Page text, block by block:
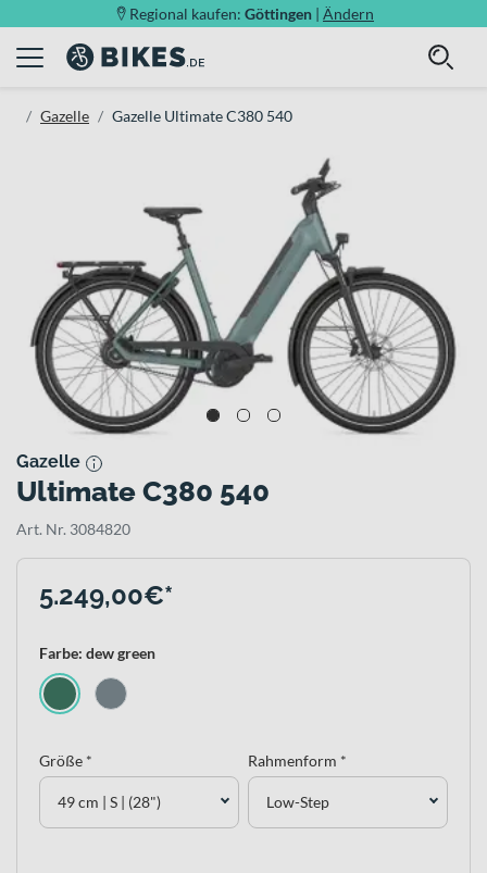
Regional kaufen: Göttingen | Ändern
Gazelle Gazelle Ultimate C380 540
Gazelle
Ultimate C380 540
Art. Nr. 3084820
5.249,00€*
Farbe: dew green
Größe *
49 cm | S | (28")
Rahmenform *
Low-Step